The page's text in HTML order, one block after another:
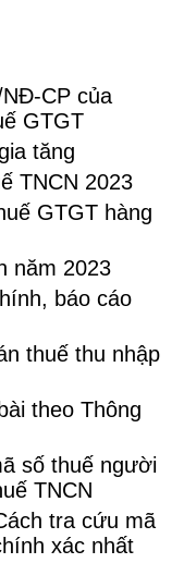
CP của
GTGT
tăng
TNCN 2023
GTGT hàng
năm 2023
báo cáo
thuế thu nhập
theo Thông
số thuế người
TNCN
tra cứu mã
xác nhất